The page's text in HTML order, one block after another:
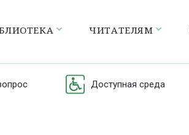
ЧИТАТЕЛЯМ
Доступная среда